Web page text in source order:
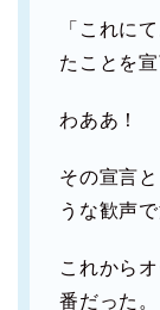
「これに
たことを
わああ！
その宣言
うな歓声で
これから
番だった。